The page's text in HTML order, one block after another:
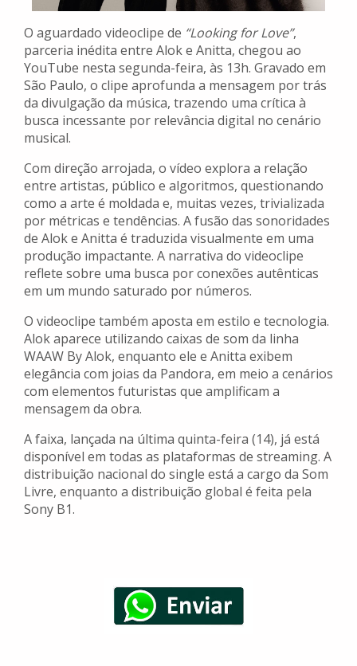
O aguardado videoclipe de “Looking for Love”,
parceria inédita entre Alok e Anitta, chegou ao
YouTube nesta segunda-feira, às 13h. Gravado em
São Paulo, o clipe aprofunda a mensagem por trás
da divulgação da música, trazendo uma crítica à
busca incessante por relevância digital no cenário
musical.
Com direção arrojada, o vídeo explora a relação
entre artistas, público e algoritmos, questionando
como a arte é moldada e, muitas vezes, trivializada
por métricas e tendências. A fusão das sonoridades
de Alok e Anitta é traduzida visualmente em uma
produção impactante. A narrativa do videoclipe
reflete sobre uma busca por conexões autênticas
em um mundo saturado por números.
O videoclipe também aposta em estilo e tecnologia.
Alok aparece utilizando caixas de som da linha
WAAW By Alok, enquanto ele e Anitta exibem
elegância com joias da Pandora, em meio a cenários
com elementos futuristas que amplificam a
mensagem da obra.
A faixa, lançada na última quinta-feira (14), já está
disponível em todas as plataformas de streaming. A
distribuição nacional do single está a cargo da Som
Livre, enquanto a distribuição global é feita pela
Sony B1.